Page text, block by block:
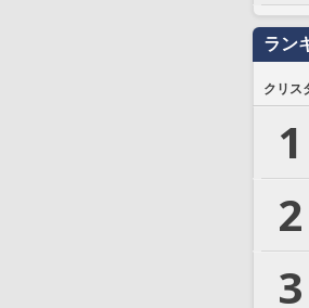
ラン
クリス
1
2
3